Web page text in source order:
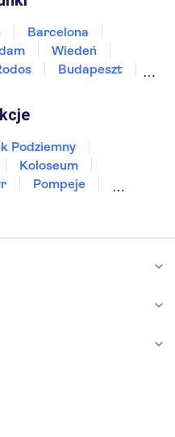
Barcelona
Wiedeń
Budapeszt
Podziemny
Koloseum
Pompeje